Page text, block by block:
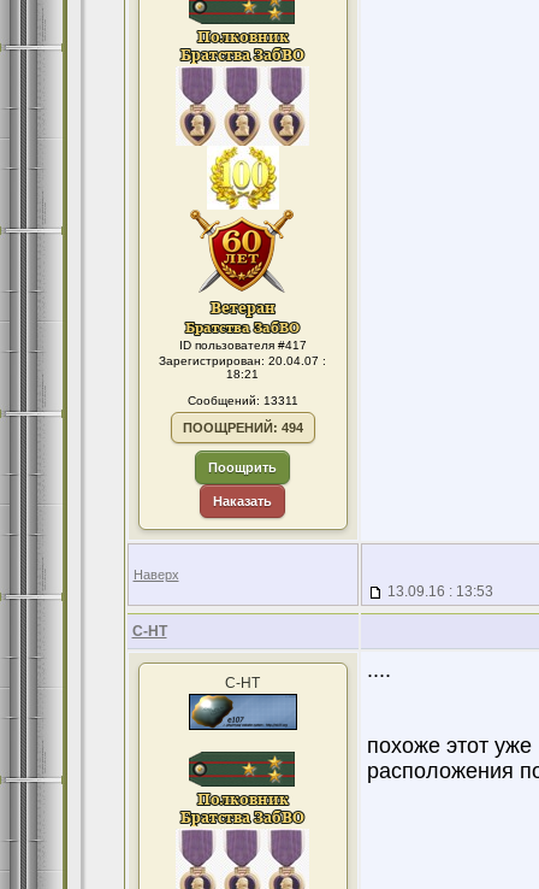
ID пользователя #417
Зарегистрирован: 20.04.07 :
18:21
Сообщений: 13311
ПООЩРЕНИЙ: 494
Поощрить
Наказать
Наверх
13.09.16 : 13:53
С-НТ
С-НТ
....
похоже этот
расположения